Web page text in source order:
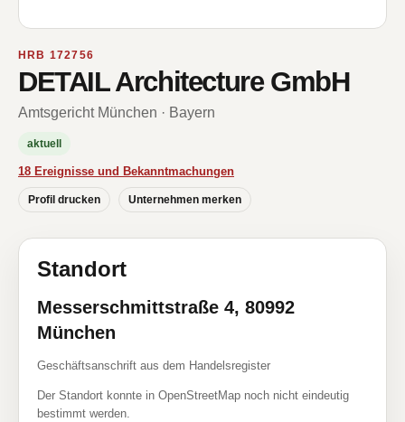
HRB 172756
DETAIL Architecture GmbH
Amtsgericht München · Bayern
aktuell
18 Ereignisse und Bekanntmachungen
Profil drucken Unternehmen merken
Standort
Messerschmittstraße 4, 80992
München
Geschäftsanschrift aus dem Handelsregister
Der Standort konnte in OpenStreetMap noch nicht eindeutig
bestimmt werden.